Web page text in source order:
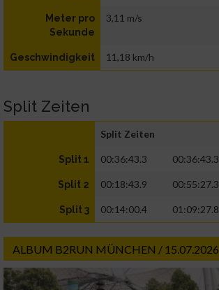
Meter pro
Sekunde
3,11 m/s
Geschwindigkeit 11,18 km/h
Split Zeiten
Split Zeiten
Split 1 00:36:43.3 00:36:43.3
Split 2 00:18:43.9 00:55:27.3
Split 3 00:14:00.4 01:09:27.8
ALBUM B2RUN MÜNCHEN / 15.07.2026